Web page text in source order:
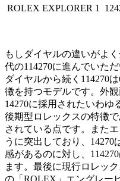
ROLEX EXPLORER 1
もしダイヤルの違いがよ
代の114270に進んでいた
ダイヤルから続く114270
徴を持つモデルです。外観
14270に採用されたいわゆ
後期型ロレックスの特徴
されている点です。また
うに突出しており、
感があるのに対し、
ます。最後に現行ロレッ
の「ROLEX」エングレー